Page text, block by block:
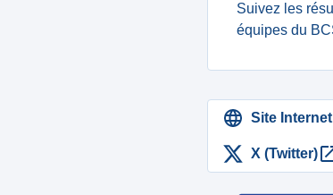
Suivez les
équipes du
Site Internet
X (Twitter)